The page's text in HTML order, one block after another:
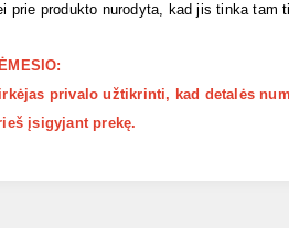
prie produkto nurodyta, kad jis tinka tam
privalo užtikrinti, kad detalės
įsigyjant prekę.